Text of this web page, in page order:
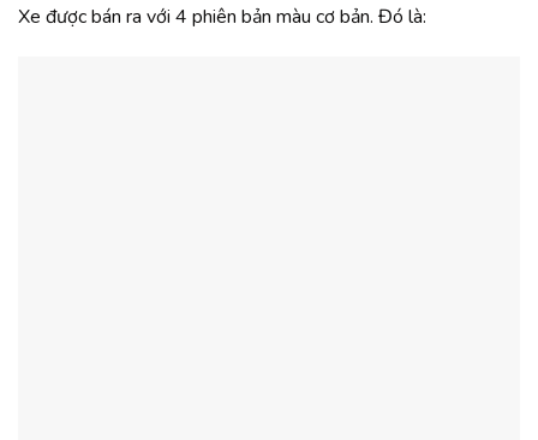
Xe được bán ra với 4 phiên bản màu cơ bản. Đó là: